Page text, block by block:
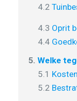
4.2
4.3 Oprit
4.4
5. Welke
5.1
5.2